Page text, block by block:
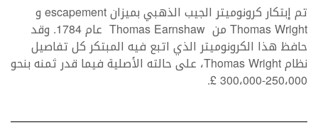
تم إبتكار كرونوميتر الجيب الذهبي بميزان escapement و
Thomas Wright من Thomas Earnshaw عام 1784. وقد
حافظ هذا الكرونوميتر الذي اتبع فيه المبتكر كل تفاصيل
نظام Thomas Wright، على حالته الأصلية فيما قدر ثمنه بنحو
250،000-300،000 £.